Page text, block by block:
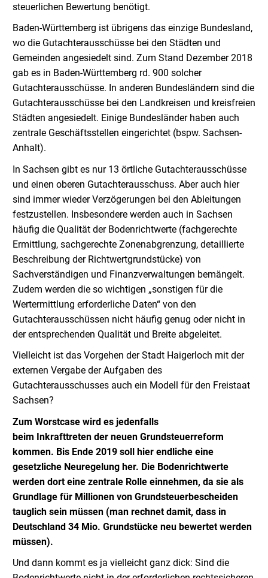
steuerlichen Bewertung benötigt.
Baden-Württemberg ist übrigens das einzige Bundesland,
wo die Gutachterausschüsse bei den Städten und
Gemeinden angesiedelt sind. Zum Stand Dezember 2018
gab es in Baden-Württemberg rd. 900 solcher
Gutachterausschüsse. In anderen Bundesländern sind die
Gutachterausschüsse bei den Landkreisen und kreisfreien
Städten angesiedelt. Einige Bundesländer haben auch
zentrale Geschäftsstellen eingerichtet (bspw. Sachsen-
Anhalt).
In Sachsen gibt es nur 13 örtliche Gutachterausschüsse
und einen oberen Gutachterausschuss. Aber auch hier
sind immer wieder Verzögerungen bei den Ableitungen
festzustellen. Insbesondere werden auch in Sachsen
häufig die Qualität der Bodenrichtwerte (fachgerechte
Ermittlung, sachgerechte Zonenabgrenzung, detaillierte
Beschreibung der Richtwertgrundstücke) von
Sachverständigen und Finanzverwaltungen bemängelt.
Zudem werden die so wichtigen „sonstigen für die
Wertermittlung erforderliche Daten“ von den
Gutachterausschüssen nicht häufig genug oder nicht in
der entsprechenden Qualität und Breite abgeleitet.
Vielleicht ist das Vorgehen der Stadt Haigerloch mit der
externen Vergabe der Aufgaben des
Gutachterausschusses auch ein Modell für den Freistaat
Sachsen?
Zum Worstcase wird es jedenfalls
beim Inkrafttreten der neuen Grundsteuerreform
kommen. Bis Ende 2019 soll hier endliche eine
gesetzliche Neuregelung her. Die Bodenrichtwerte
werden dort eine zentrale Rolle einnehmen, da sie als
Grundlage für Millionen von Grundsteuerbescheiden
tauglich sein müssen (man rechnet damit, dass in
Deutschland 34 Mio. Grundstücke neu bewertet werden
müssen).
Und dann kommt es ja vielleicht ganz dick: Sind die